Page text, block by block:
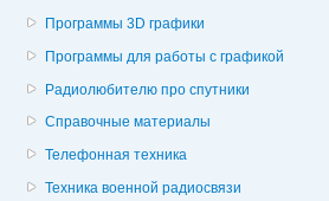
Программы 3D графики
Программы для работы с графикой
Радиолюбителю про спутники
Справочные материалы
Телефонная техника
Техника военной радиосвязи